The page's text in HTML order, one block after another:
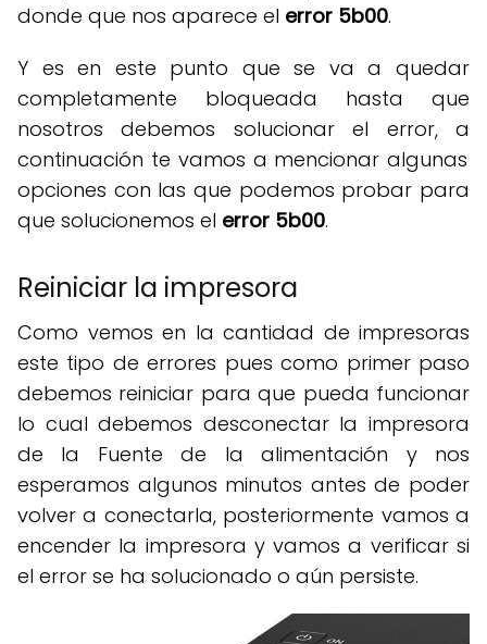
donde que nos aparece el error 5b00.
Y es en este punto que se va a quedar
completamente bloqueada hasta que
nosotros debemos solucionar el error, a
continuación te vamos a mencionar algunas
opciones con las que podemos probar para
que solucionemos el error 5b00.
Reiniciar la impresora
Como vemos en la cantidad de impresoras
este tipo de errores pues como primer paso
debemos reiniciar para que pueda funcionar
lo cual debemos desconectar la impresora
de la Fuente de la alimentación y nos
esperamos algunos minutos antes de poder
volver a conectarla, posteriormente vamos a
encender la impresora y vamos a verificar si
el error se ha solucionado o aún persiste.